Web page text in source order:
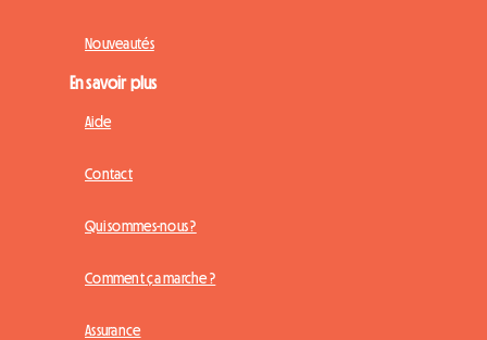
Nouveautés
En savoir plus
Aide
Contact
Qui sommes-nous ?
Comment ça marche ?
Assurance